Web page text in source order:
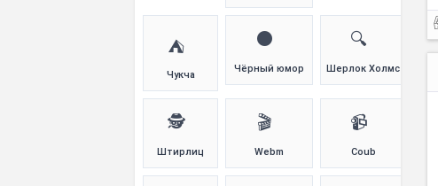
⛺
Чукча
⚫
Чёрный юмор
🔍
Шерлок Холмс
🕵️
Штирлиц
🎬
Webm
📹
Coub